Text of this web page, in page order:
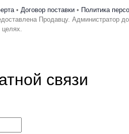
• Договор поставки • Политика
Продавцу. Администратор
целях.
связи